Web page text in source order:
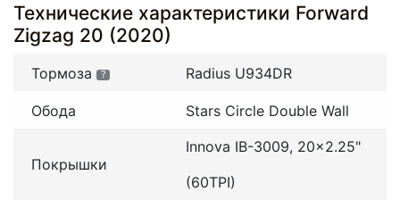
Технические характеристики Forward
Zigzag 20 (2020)
Тормоза ? Radius U934DR
Обода Stars Circle Double Wall
Покрышки
Innova IB-3009, 20x2.25"
(60TPI)